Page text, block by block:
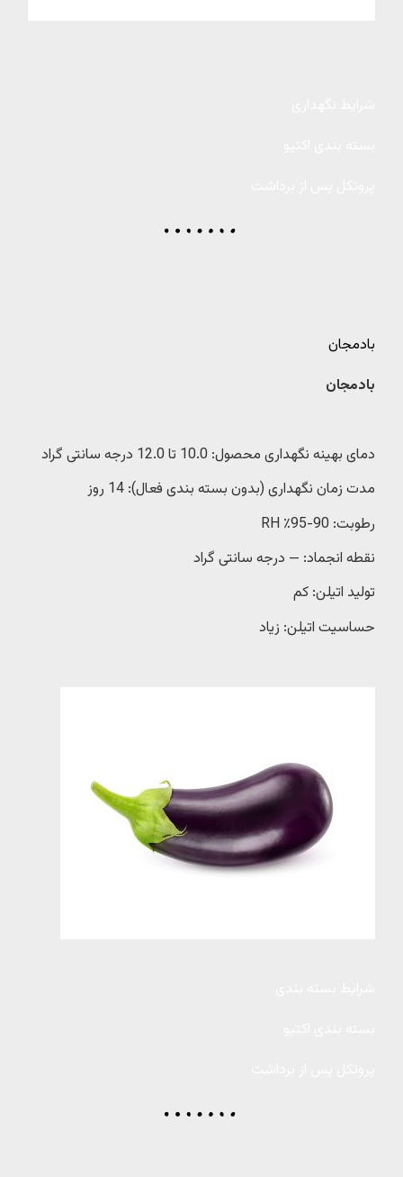
بادمجان
بادمجان
دمای بهینه نگهداری محصول: 10.0 تا 12.0 درجه سانتی گراد
مدت زمان نگهداری (بدون بسته بندی فعال): 14 روز
رطوبت: 90-95٪ RH
نقطه انجماد: — درجه سانتی گراد
تولید اتیلن: کم
حساسیت اتیلن: زیاد